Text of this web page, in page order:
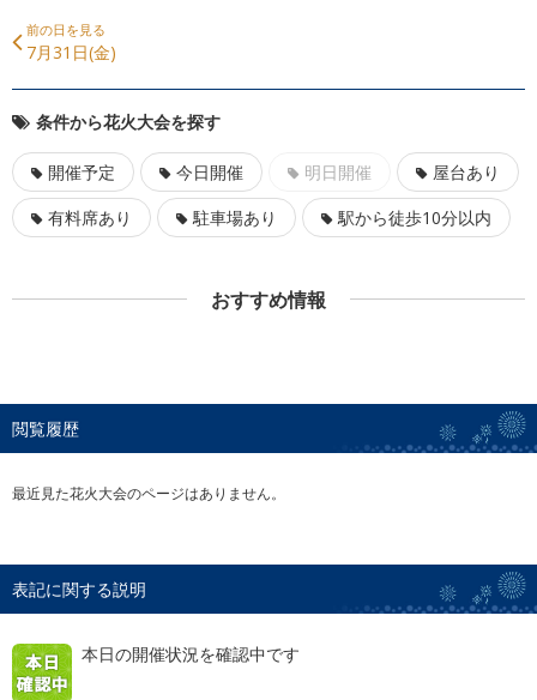
前の日を見る
7月31日(金)
条件から花火大会を探す
開催予定 今日開催 明日開催
屋台あり
有料席あり
駐車場あり 駅から徒歩10分以内
おすすめ情報
閲覧履歴
最近見た花火大会のページはありません。
表記に関する説明
本日の開催状況を確認中です